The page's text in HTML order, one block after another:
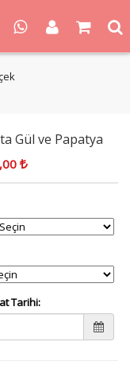
Gül ve Papatya
Tarihi: